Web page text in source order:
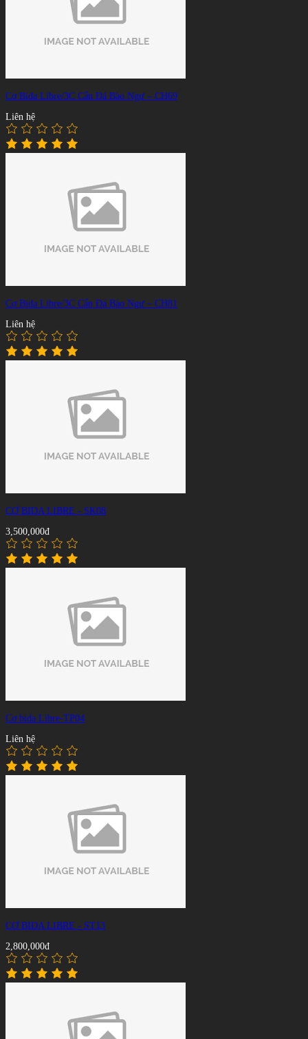
Cơ Bida Libre/3C Cẩn Đá Bào Ngư – CH69
Liên hệ
Cơ Bida Libre/3C Cẩn Đá Bào Ngư – CH81
Liên hệ
CƠ BIDA LIBRE - SK08
3,500,000đ
Cơ bida Libre-TP04
Liên hệ
CƠ BIDA LIBRE - ST13
2,800,000đ